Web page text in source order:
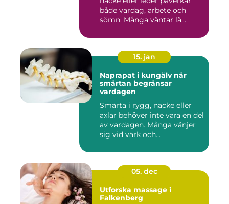
både vardag, arbete och
sömn. Många väntar lä...
15. jan
Naprapat i kungälv när
smärtan begränsar
vardagen
Smärta i rygg, nacke eller
axlar behöver inte vara en del
av vardagen. Många vänjer
sig vid värk och...
05. dec
Utforska massage i
Falkenberg